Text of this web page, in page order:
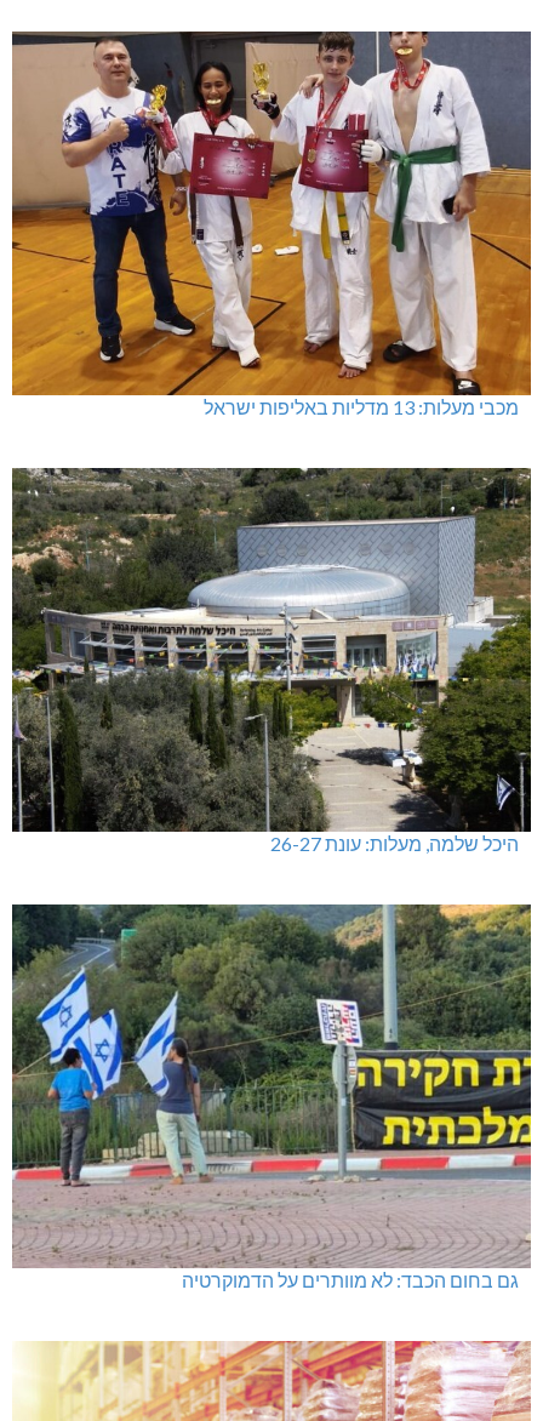
מכבי מעלות: 13 מדליות באליפות ישראל
היכל שלמה, מעלות: עונת 26-27
גם בחום הכבד: לא מוותרים על הדמוקרטיה